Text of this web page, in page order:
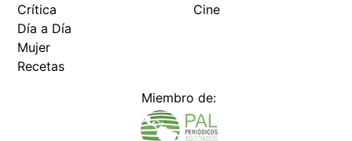
Crítica
Día a Día
Mujer
Recetas
Cine
Miembro de: